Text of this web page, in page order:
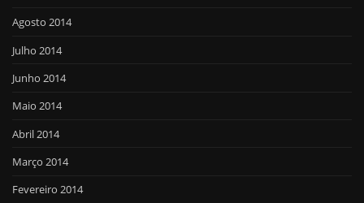
Agosto 2014
Julho 2014
Junho 2014
Maio 2014
Abril 2014
Março 2014
Fevereiro 2014